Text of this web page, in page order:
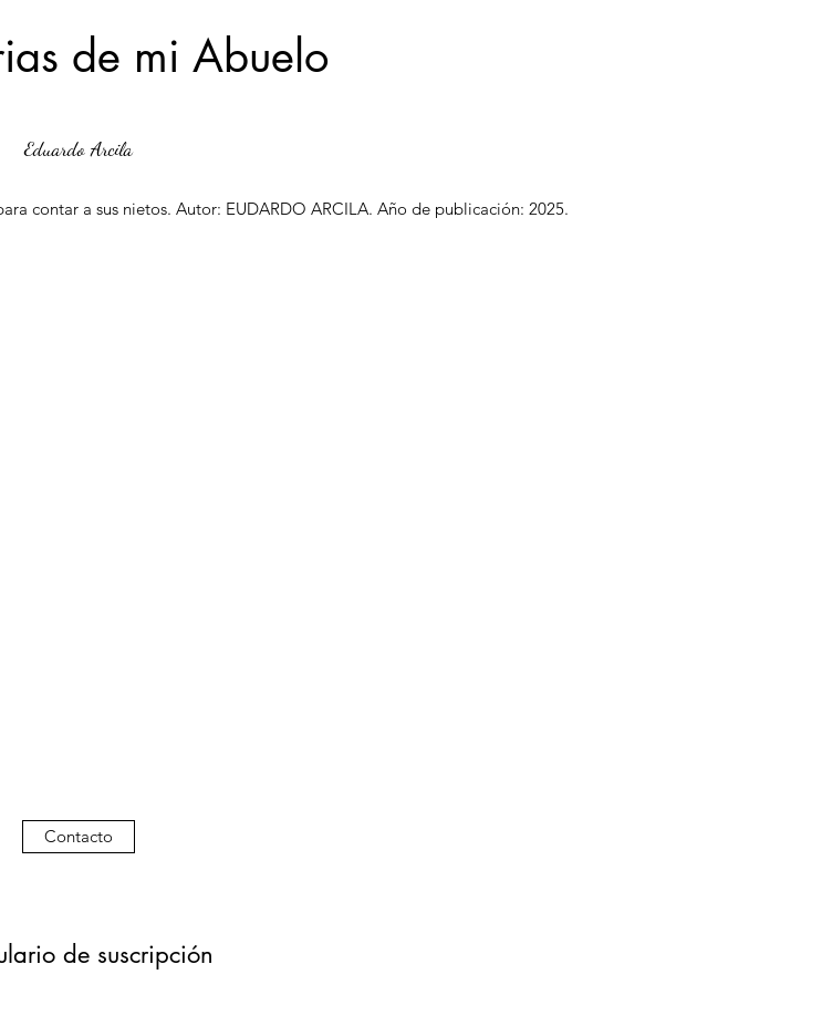
de mi Abuelo
Eduardo Arcila
contar a sus nietos. Autor: EUDARDO ARCILA. Año de publicación: 2025.
Contacto
de suscripción